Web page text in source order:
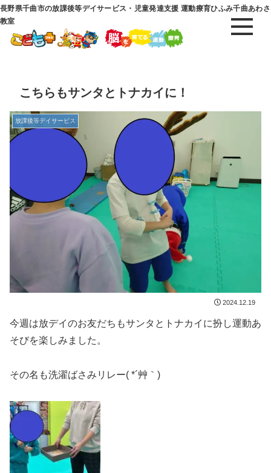
長野県千曲市の放課後等デイサービス・児童発達支援 運動療育ひふみ千曲あわさ
教室
こちらもサンタとトナカイに！
放課後等デイサービス
2024.12.19
今週は放デイのお友だちもサンタとトナカイに扮し運動あ
そびを楽しみました。
その名も洗濯ばさみリレー( *´艸｀)